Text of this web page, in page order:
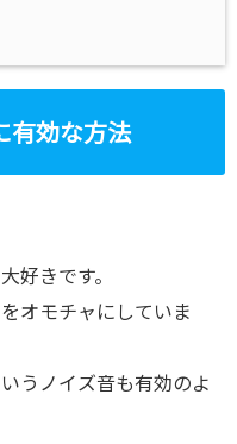
有効な方法
好きです。
オモチャにしていま
うノイズ音も有効のよ